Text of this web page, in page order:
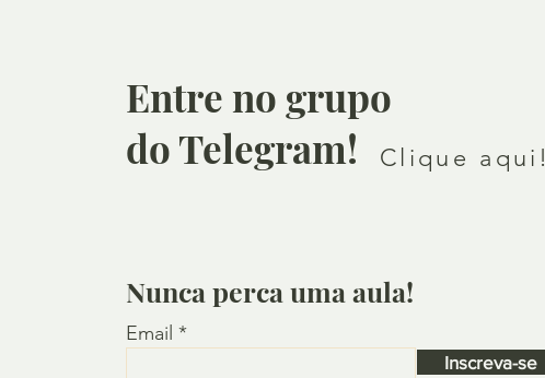
Entre no grupo
do Telegram!
Clique aqui!
Nunca perca uma aula!
Email
Inscreva-se